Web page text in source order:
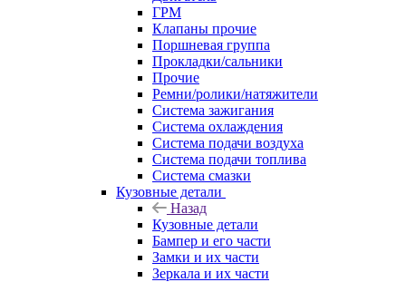
ГРМ
Клапаны прочие
Поршневая группа
Прокладки/сальники
Прочие
Ремни/ролики/натяжители
Система зажигания
Система охлаждения
Система подачи воздуха
Система подачи топлива
Система смазки
Кузовные детали
Назад
Кузовные детали
Бампер и его части
Замки и их части
Зеркала и их части